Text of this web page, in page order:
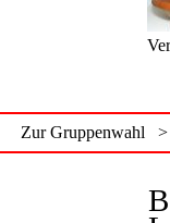
Zur Gruppenwahl >